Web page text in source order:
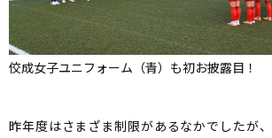
佼成女子ユニフォーム（青）も初お披露目！
昨年度はさまざま制限があるなかでしたが